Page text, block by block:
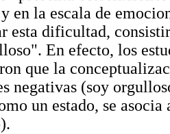
en la escala de
esta dificultad,
En efecto, los
que la
negativas (soy
un estado, se